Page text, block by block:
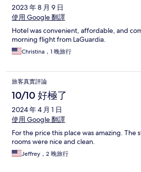
2023 年 8 月 9 日
使用 Google 翻譯
Hotel was convenient, affordable, and
morning flight from LaGuardia.
Christina，1 晚旅行
旅客真實評論
10/10 好極了
2024 年 4 月 1 日
使用 Google 翻譯
For the price this place was amazing. The
rooms were nice and clean.
Jeffrey，2 晚旅行